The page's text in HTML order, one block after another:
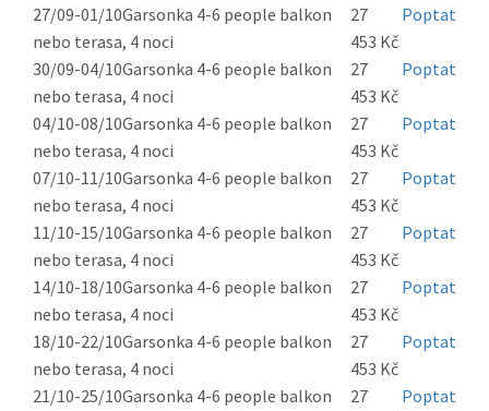
27/09-01/10Garsonka 4-6 people balkon
nebo terasa, 4 noci
27
453 Kč
Poptat
30/09-04/10Garsonka 4-6 people balkon
nebo terasa, 4 noci
27
453 Kč
Poptat
04/10-08/10Garsonka 4-6 people balkon
nebo terasa, 4 noci
27
453 Kč
Poptat
07/10-11/10Garsonka 4-6 people balkon
nebo terasa, 4 noci
27
453 Kč
Poptat
11/10-15/10Garsonka 4-6 people balkon
nebo terasa, 4 noci
27
453 Kč
Poptat
14/10-18/10Garsonka 4-6 people balkon
nebo terasa, 4 noci
27
453 Kč
Poptat
18/10-22/10Garsonka 4-6 people balkon
nebo terasa, 4 noci
27
453 Kč
Poptat
21/10-25/10Garsonka 4-6 people balkon
27
Poptat